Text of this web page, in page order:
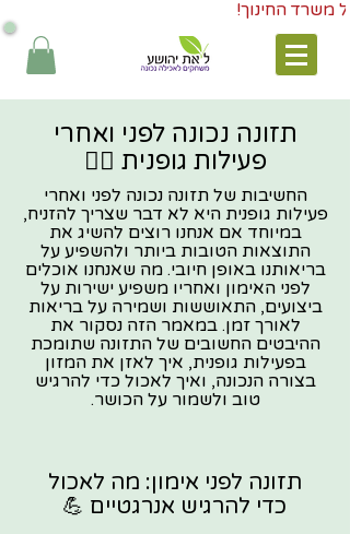
תזונה נכונה לפני ואחרי
פעילות גופנית 🏋️‍♂️
החשיבות של תזונה נכונה לפני ואחרי
פעילות גופנית היא לא דבר שצריך להזניח,
במיוחד אם אנחנו רוצים להשיג את
התוצאות הטובות ביותר ולהשפיע על
בריאותנו באופן חיובי. מה שאנחנו אוכלים
לפני האימון ואחריו משפיע ישירות על
ביצועים, התאוששות ושמירה על בריאות
לאורך זמן. במאמר הזה נסקור את
ההיבטים החשובים של התזונה שתומכת
בפעילות גופנית, איך לאזן את המזון
בצורה הנכונה, ואיך לאכול כדי להרגיש
טוב ולשמור על הכושר.
תזונה לפני אימון: מה לאכול
כדי להרגיש אנרגטיים 💪